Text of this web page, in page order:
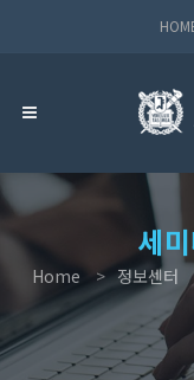
세
Home 정보센터